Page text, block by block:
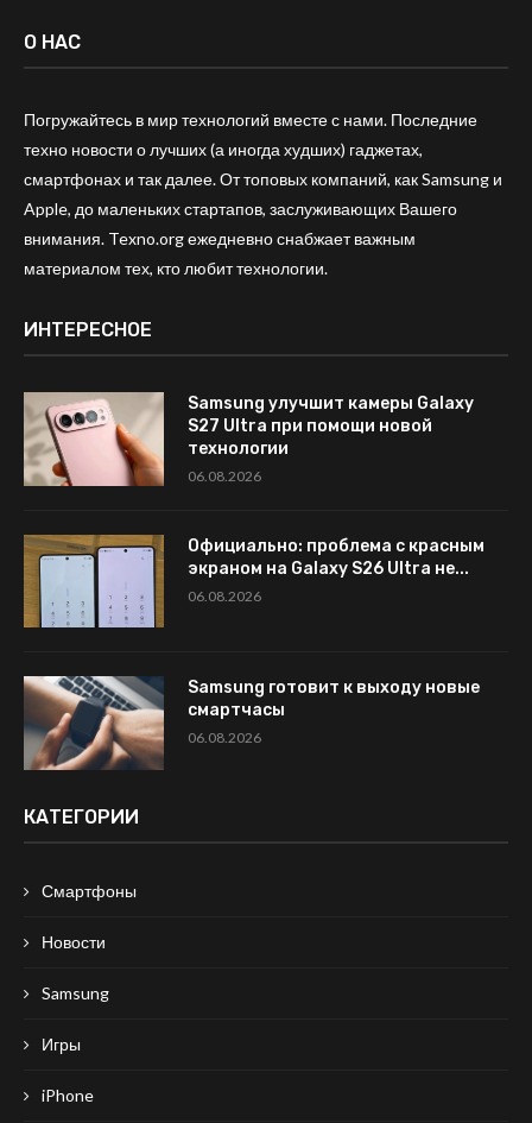
О НАС
Погружайтесь в мир технологий вместе с нами. Последние
техно новости о лучших (а иногда худших) гаджетах,
смартфонах и так далее. От топовых компаний, как Samsung и
Apple, до маленьких стартапов, заслуживающих Вашего
внимания. Texno.org ежедневно снабжает важным
материалом тех, кто любит технологии.
ИНТЕРЕСНОЕ
Samsung улучшит камеры Galaxy
S27 Ultra при помощи новой
технологии
06.08.2026
Официально: проблема с красным
экраном на Galaxy S26 Ultra не...
06.08.2026
Samsung готовит к выходу новые
смартчасы
06.08.2026
КАТЕГОРИИ
Смартфоны
Новости
Samsung
Игры
iPhone